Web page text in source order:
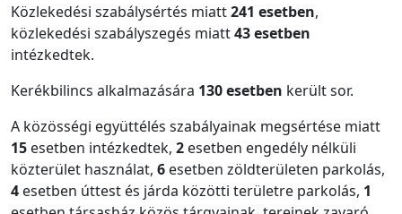
Közlekedési szabálysértés miatt241 esetben,
közlekedési szabályszegés miatt43 esetben
intézkedtek.
Kerékbilincs alkalmazására 130 esetben került sor.
A közösségi együttélés szabályainak megsértése miatt
15 esetben intézkedtek, 2 esetben engedély nélküli
közterület használat, 6 esetben zöldterületen parkolás,
4 esetben úttest és járda közötti területre parkolás, 1